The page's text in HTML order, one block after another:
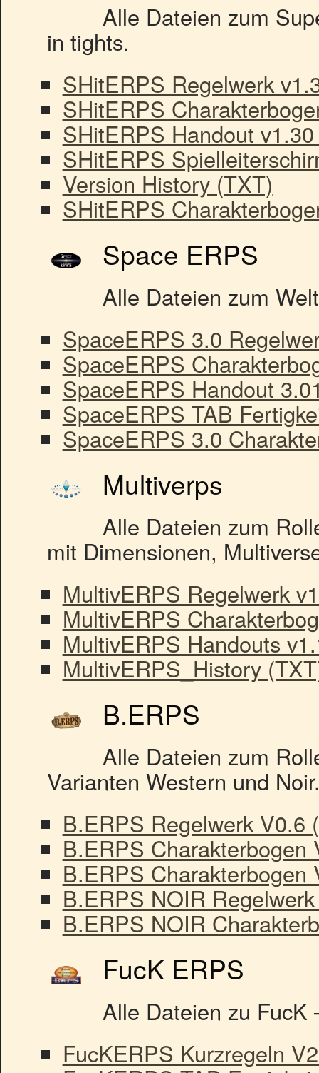
Alle Dateien zum
in tights.
SHitERPS Regelwerk
SHitERPS
SHitERPS Handout
SHitERPS
Version History (TXT)
SHitERPS
Space ERPS
Alle Dateien zum
SpaceERPS 3.0
SpaceERPS
SpaceERPS Handout
SpaceERPS TAB
SpaceERPS 3.0
Multiverps
Alle Dateien zum
mit Dimensionen,
MultivERPS Regelwerk
MultivERPS
MultivERPS Handouts
MultivERPS_History
B.ERPS
Alle Dateien zum
Varianten Western und
B.ERPS Regelwerk V0.6
B.ERPS Charakterbogen
B.ERPS Charakterbogen
B.ERPS NOIR
B.ERPS NOIR
FucK ERPS
Alle Dateien zu FucK
FucKERPS Kurzregeln